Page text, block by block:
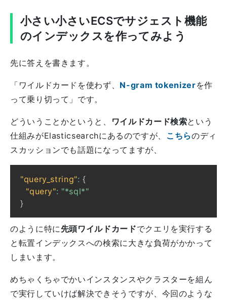
小さい小さいECSでサジェスト機能
のインデックスを作ってみよう
先に答えを書きます。
「ワイルドカードを使わず、 N-gram tokenizerを作
って乗り切って」です。
どういうことかというと、 ワイルドカード検索という
仕組みがElasticsearchにあるのですが、 こちらのディ
スカッションでも話題になってますが、
"query_string": {
"query": "*sql*"
}
のように特に先頭ワイルドカードでクエリを実行する
と転置インデックスへの検索に大きな負荷がかかって
しまいます。
めちゃくちゃでかいインスタンスやクラスターを組ん
で実行していけば解決できそうですが、今回のような